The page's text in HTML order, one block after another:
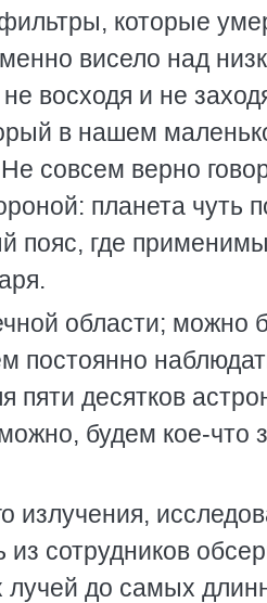
которые
висело над
восходя и не
в нашем
совсем верно
планета чуть
пояс, где
области; можно
постоянно
пяти десятков
будем кое-что
излучения,
сотрудников
лучей до самых